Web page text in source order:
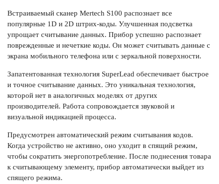
Встраиваемый сканер Mertech S100 распознает все
популярные 1D и 2D штрих-коды. Улучшенная подсветка
упрощает считывание данных. Прибор успешно распознает
поврежденные и нечеткие коды. Он может считывать данные с
экрана мобильного телефона или с зеркальной поверхности.
Запатентованная технология SuperLead обеспечивает быстрое
и точное считывание данных. Это уникальная технология,
которой нет в аналогичных моделях от других
производителей. Работа сопровождается звуковой и
визуальной индикацией процесса.
Предусмотрен автоматический режим считывания кодов.
Когда устройство не активно, оно уходит в спящий режим,
чтобы сократить энергопотребление. После поднесения товара
к считывающему элементу, прибор автоматически выйдет из
спящего режима.